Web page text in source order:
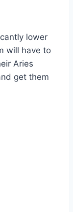
lower
will have to
Aries
get them